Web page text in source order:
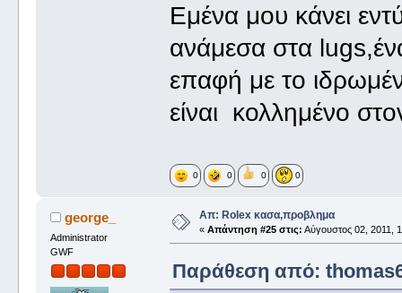
Εμένα μου κάνει
ανάμεσα στα
επαφή με το
είναι κολλημένο
0 0 0 0
george_
Administrator
GWF
Απ: Rolex κασα,προβλημα
« Απάντηση #25 στις: Αύγουστος 02, 2011,
Παράθεση από: